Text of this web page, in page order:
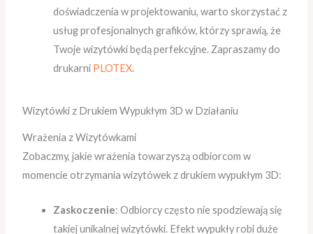
doświadczenia w projektowaniu, warto skorzystać z
usług profesjonalnych grafików, którzy sprawią, że
Twoje wizytówki będą perfekcyjne. Zapraszamy do
drukarni PLOTEX.
Wizytówki z Drukiem Wypukłym 3D w Działaniu
Wrażenia z Wizytówkami
Zobaczmy, jakie wrażenia towarzyszą odbiorcom w
momencie otrzymania wizytówek z drukiem wypukłym 3D:
Zaskoczenie: Odbiorcy często nie spodziewają się
takiej unikalnej wizytówki. Efekt wypukły robi duże